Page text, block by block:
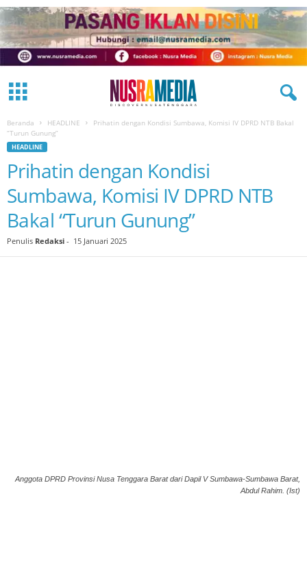
Beranda HEADLINE
Prihatin dengan Kondisi Sumbawa, Komisi IV DPRD NTB Bakal
“Turun Gunung”
HEADLINE
Prihatin dengan Kondisi
Sumbawa, Komisi IV DPRD NTB
Bakal “Turun Gunung”
Penulis Redaksi - 15 Januari 2025
Anggota DPRD Provinsi Nusa Tenggara Barat dari Dapil V Sumbawa-Sumbawa Barat,
Abdul Rahim. (Ist)